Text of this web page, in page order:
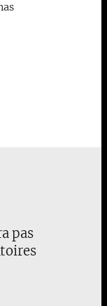
pas